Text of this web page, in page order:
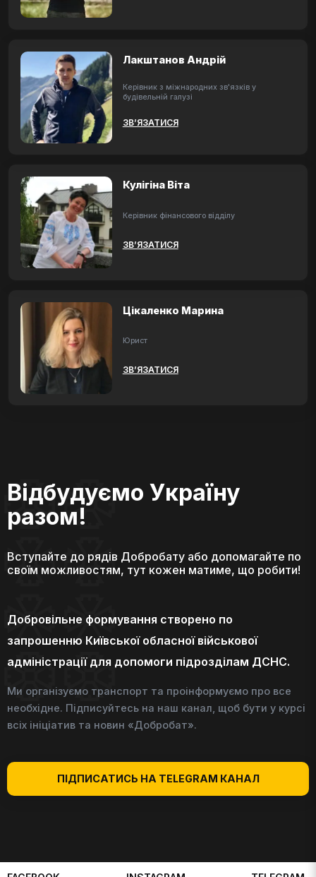
Лакштанов Андрій
Керівник з міжнародних зв'язків у
будівельній галузі
ЗВ’ЯЗАТИСЯ
Кулігіна Віта
Керівник фінансового відділу
ЗВ’ЯЗАТИСЯ
Цікаленко Марина
Юрист
ЗВ’ЯЗАТИСЯ
Відбудуємо Україну
разом!
Вступайте до рядів Добробату або допомагайте по
своїм можливостям, тут кожен матиме, що робити!
Добровільне формування створено по
запрошенню Київської обласної військової
адміністрації для допомоги підрозділам ДСНС.
Ми організуємо транспорт та проінформуємо про все
необхідне. Підписуйтесь на наш канал, щоб бути у курсі
всіх ініціатив та новин «Добробат».
ПІДПИСАТИСЬ НА TELEGRAM КАНАЛ